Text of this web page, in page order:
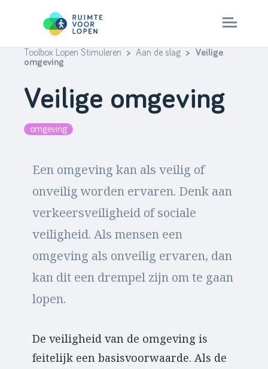
content
Check je aanpak
> ruimtevoorlopen.nl
Toolbox Lopen Stimuleren > Aan de slag > Veilige
omgeving
Veilige omgeving
omgeving
Een omgeving kan als veilig of
onveilig worden ervaren. Denk aan
verkeersveiligheid of sociale
veiligheid. Als mensen een
omgeving als onveilig ervaren, dan
kan dit een drempel zijn om te gaan
lopen.
De veiligheid van de omgeving is
feitelijk een basisvoorwaarde. Als de